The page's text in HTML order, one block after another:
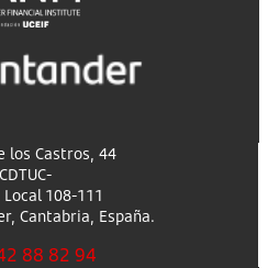
los Castros, 44
Local 108-111
Cantabria, España.
88 82 94